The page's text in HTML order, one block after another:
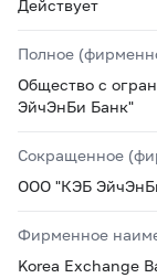
Действует
Полное
Общество с
ЭйчЭнБи Банк"
Сокращенное
ООО "КЭБ
Фирменное
Korea Exchange